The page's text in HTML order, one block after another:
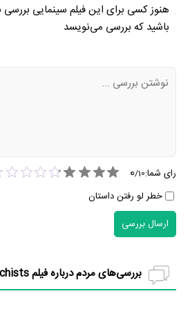
هنوز کسی برای این فیلم سینمایی
باشید که بررسی می‌نویسد
رای شما: 0/10
خطر لو رفتن داستان
ارسال بررسی
بررسی‌های مردم درباره فیلم The Anarchists (